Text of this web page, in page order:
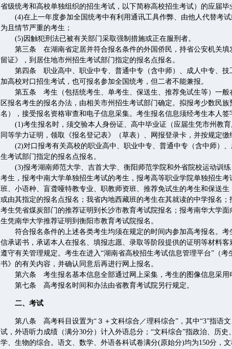
省级统考和高校单独组织的招生考试，以下简称高校招生考试）的应届毕
(4)在上一年度参加全国统考中有利用通讯工具作弊、由他人代替考试
为且情节严重的考生；
(5)因触犯刑法已被有关部门采取强制措施或正在服刑者。
第三条 在湖南省定居并符合报名条件的外国侨民，持省公安机关填
留证》，到居住地市州招生考试部门指定的报名点报名。
第四条 职业高中、职业中专、普通中专（含中师）、成人中专、技
加高校对口招生考试，也可报名参加全国统考，但二者不能兼报。
第五条 考生（包括统考生、单考生、保送生、推荐免试生等）一般
区报名考生的报名办法，由相关市州招生考试部门确定。拟报考少数民
名），接受报名资格审查和电子信息采集。考生报名信息须经考生本人签
(1)考生报名时，须交验本人身份证、高中毕业证（应届生凭市州教育
同等学力证明，领取《报名登记表》（草表）、网报登录卡，并按规定缴
(2)对口报考有关高校的职业高中、职业中专、普通中专（含中师）、
生考试部门指定的报名点报名。
(3)报考湖南师范大学、吉首大学、衡阳师范学院和外省院校运动训练
考生，报考中南大学单独招生考试的考生，报考高等职业学院单独招生
班、小语种、盲聋哑特教专业、职教师资班、推荐免试生的考生和保送
或由其指定的报名点报名；我省内地西藏班的考生在其就读的中学报名
考生凭省煤炭部门的推荐证明到长沙市教育考试院报名；报考南华大学
生凭南华大学推荐证明到衡阳市教育考试院报名。
符合报名条件的上述各类考生均须在规定的时间内参加高考报名。考
信承诺书，承诺本人在报名、填报志愿、录取等阶段提供的证明等材料
遵守有关管理规定。考生在进入“湖南省高校招生考试信息管理平台”（
书》的有关内容，并确认同意后再进行网上报名。
第六条 考生报名基本信息全部通过网上采集，考生的图像信息采用
第七条 高考报名时间和办法由省教育考试院另行规定。
二、考试
第八条 高考科目设置为“３＋文科综合／理科综合”，其中“3”指语文
试，外语听力成绩（满分30分）计入外语总分；“文科综合”指政治、历
学、生物的综合。语文、数学、外语各科试卷满分(原始分)均为150分，